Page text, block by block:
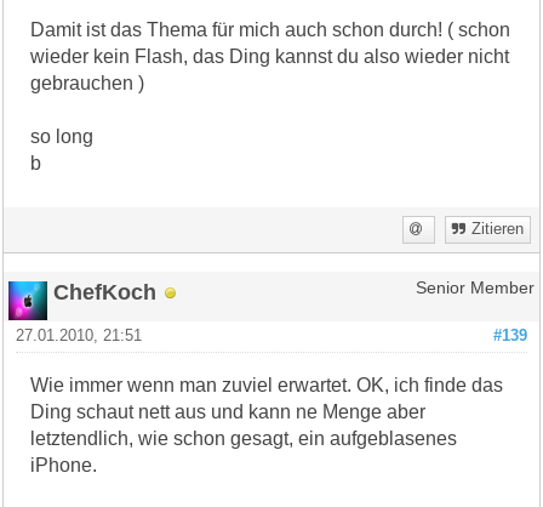
Damit ist das Thema für mich auch schon durch! ( schon
wieder kein Flash, das Ding kannst du also wieder nicht
gebrauchen )
so long
b
Zitieren
ChefKoch Senior Member
#139
27.01.2010, 21:51
Wie immer wenn man zuviel erwartet. OK, ich finde das
Ding schaut nett aus und kann ne Menge aber
letztendlich, wie schon gesagt, ein aufgeblasenes
iPhone.